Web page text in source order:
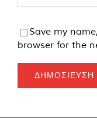
Save my
browser for the